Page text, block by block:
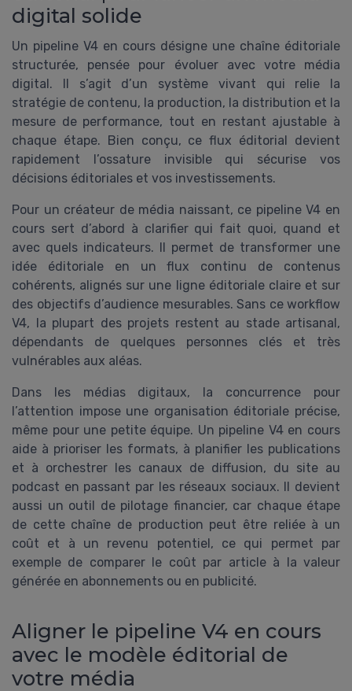
digital solide
Un pipeline V4 en cours désigne une chaîne éditoriale
structurée, pensée pour évoluer avec votre média
digital. Il s’agit d’un système vivant qui relie la
stratégie de contenu, la production, la distribution et la
mesure de performance, tout en restant ajustable à
chaque étape. Bien conçu, ce flux éditorial devient
rapidement l’ossature invisible qui sécurise vos
décisions éditoriales et vos investissements.
Pour un créateur de média naissant, ce pipeline V4 en
cours sert d’abord à clarifier qui fait quoi, quand et
avec quels indicateurs. Il permet de transformer une
idée éditoriale en un flux continu de contenus
cohérents, alignés sur une ligne éditoriale claire et sur
des objectifs d’audience mesurables. Sans ce workflow
V4, la plupart des projets restent au stade artisanal,
dépendants de quelques personnes clés et très
vulnérables aux aléas.
Dans les médias digitaux, la concurrence pour
l’attention impose une organisation éditoriale précise,
même pour une petite équipe. Un pipeline V4 en cours
aide à prioriser les formats, à planifier les publications
et à orchestrer les canaux de diffusion, du site au
podcast en passant par les réseaux sociaux. Il devient
aussi un outil de pilotage financier, car chaque étape
de cette chaîne de production peut être reliée à un
coût et à un revenu potentiel, ce qui permet par
exemple de comparer le coût par article à la valeur
générée en abonnements ou en publicité.
Aligner le pipeline V4 en cours
avec le modèle éditorial de
votre média